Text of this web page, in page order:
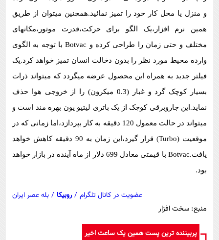
و منزل یا محل کار خود را تمیز نمائید.همچنین میتوان از طریق
همین نرم افزار،یک الگو برای حرکت،قدرت موتور،مکانهای
مختلف و حتی زمان را طراحی کرده و Botvac با توجه به الگوی
وارده محیط مورد نظر را بدون دخالت انسان تمیز خواهد کرد.یک
فیلتر جدید به همراه این محصول عرضه میگردد که میتواند ذرات
بسیار کوچک گرد و غبار (0.3 میکرون) را از خروجی هوا حذف
نماید.این جاروبرقی کوچک از یک باتری لیتیو یون بهره مند است و
میتواند در حالت معمول 120 دقیقه به کار بپردازد،اما زمانی که در
موقعیت (Turbo) قرار گیرد،این زمان به 90 دقیقه کاهش خواهد
یافت.Botvac با قیمتی معادل 699 دلار از ماه آینده در بازار خواهد
بود.
عضویت در کانال تلگرام / روبیکا / بله عصر ایران
منبع: سخت افزار
پربیننده ترین پست همین یک ساعت اخیر